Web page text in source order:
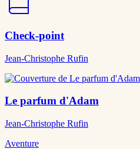
Check-point
Jean-Christophe Rufin
Le parfum d'Adam
Jean-Christophe Rufin
Aventure